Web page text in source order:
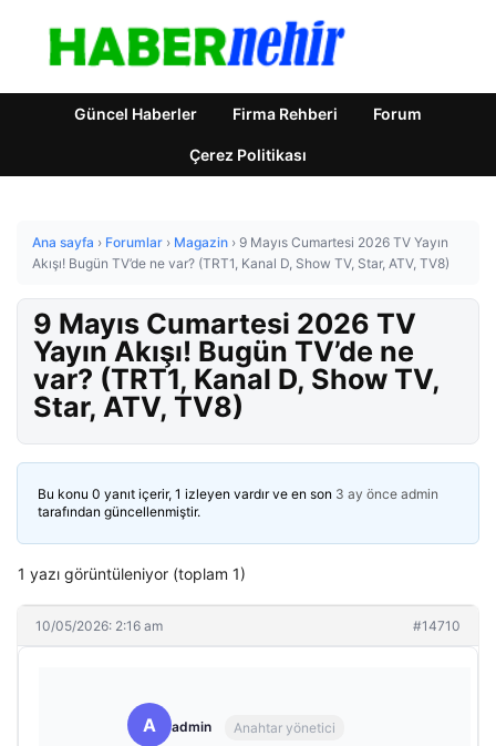
Güncel Haberler Firma Rehberi Forum
Çerez Politikası
Ana sayfa › Forumlar › Magazin › 9 Mayıs Cumartesi 2026 TV Yayın
Akışı! Bugün TV’de ne var? (TRT1, Kanal D, Show TV, Star, ATV, TV8)
9 Mayıs Cumartesi 2026 TV
Yayın Akışı! Bugün TV’de ne
var? (TRT1, Kanal D, Show TV,
Star, ATV, TV8)
Bu konu 0 yanıt içerir, 1 izleyen vardır ve en son 3 ay önce admin
tarafından güncellenmiştir.
1 yazı görüntüleniyor (toplam 1)
10/05/2026: 2:16 am #14710
A admin Anahtar yönetici